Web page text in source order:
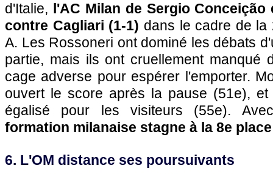
d'Italie, l'AC Milan de Sergio
contre Cagliari (1-1) dans le cadre de la
A. Les Rossoneri ont dominé les débats
partie, mais ils ont cruellement manqué
cage adverse pour espérer l'emporter.
ouvert le score après la pause (51e), et
égalisé pour les visiteurs (55e).
formation milanaise stagne à la 8e place
6. L'OM distance ses poursuivants